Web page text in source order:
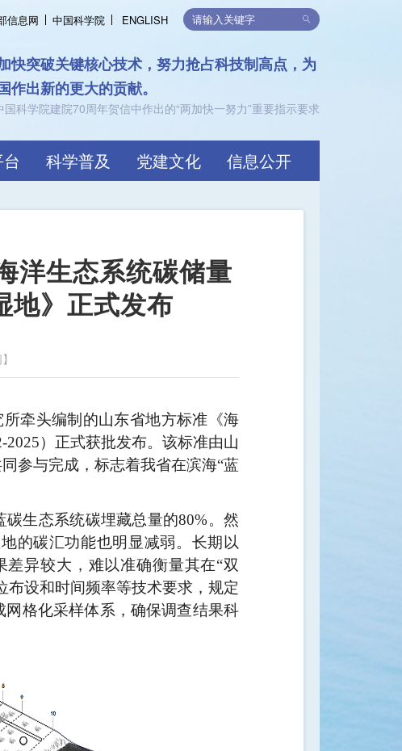
信息网 中国科学院 ENGLISH
快突破关键核心技术，努力抢占科技制高点，为
出新的更大的贡献。
科学院建院70周年贺信中作出的“两加快一努力”重要指示要求
科学普及 党建文化 信息公开
洋生态系统碳储量
》正式发布
】
牵头编制的山东省地方标准《海
2025）正式获批发布。该标准由山
参与完成，标志着我省在滨海“蓝
碳生态系统碳埋藏总量的80%。然
的碳汇功能也明显减弱。长期以
异较大，难以准确衡量其在“双
设和时间频率等技术要求，规定
格化采样体系，确保调查结果科